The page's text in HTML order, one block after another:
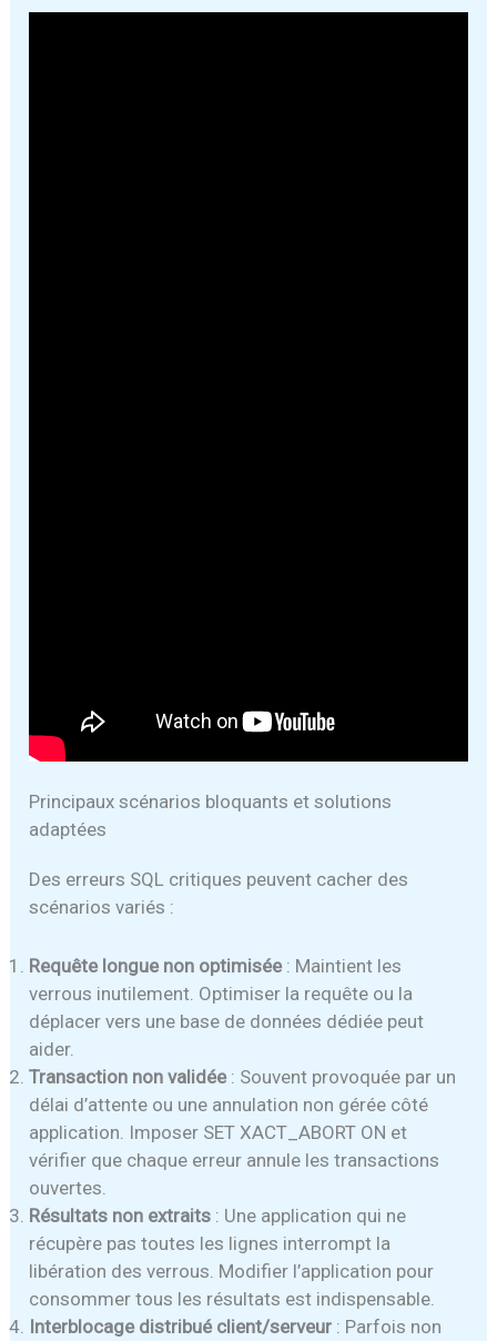
Principaux scénarios bloquants et solutions
adaptées
Des erreurs SQL critiques peuvent cacher des
scénarios variés :
Requête longue non optimisée: Maintient les
verrous inutilement. Optimiser la requête ou la
déplacer vers une base de données dédiée peut
aider.
Transaction non validée: Souvent provoquée par un
délai d’attente ou une annulation non gérée côté
application. Imposer SET XACT_ABORT ON et
vérifier que chaque erreur annule les transactions
ouvertes.
Résultats non extraits : Une application qui ne
récupère pas toutes les lignes interrompt la
libération des verrous. Modifier l’application pour
consommer tous les résultats est indispensable.
Interblocage distribué client/serveur : Parfois non